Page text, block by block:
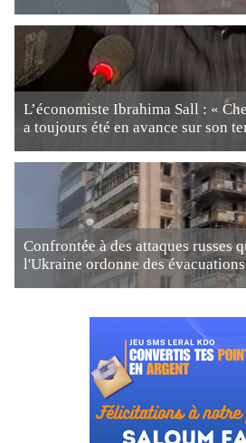
L’économiste Ibrahima Sall : «
a toujours été en avance sur son
Confrontée à des attaques russes
l'Ukraine ordonne des